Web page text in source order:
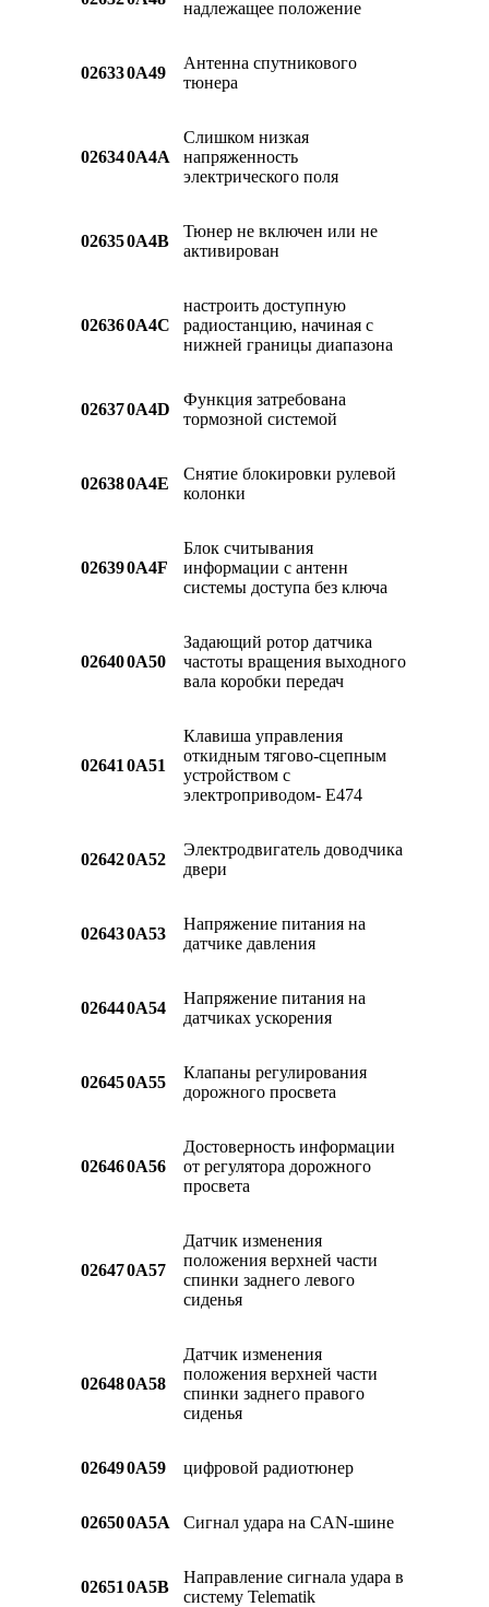
надлежащее положение
026330A49
Антенна спутникового
тюнера
026340A4A
Слишком низкая
напряженность
электрического поля
026350A4B
Тюнер не включен или не
активирован
026360A4C
настроить доступную
радиостанцию, начиная с
нижней границы диапазона
026370A4D
Функция затребована
тормозной системой
026380A4E
Снятие блокировки рулевой
колонки
026390A4F
Блок считывания
информации с антенн
системы доступа без ключа
026400A50
Задающий ротор датчика
частоты вращения выходного
вала коробки передач
02641 0A51
Клавиша управления
откидным тягово-сцепным
устройством с
электроприводом- E474
026420A52
Электродвигатель доводчика
двери
026430A53
Напряжение питания на
датчике давления
026440A54
Напряжение питания на
датчиках ускорения
026450A55
Клапаны регулирования
дорожного просвета
026460A56
Достоверность информации
от регулятора дорожного
просвета
026470A57
Датчик изменения
положения верхней части
спинки заднего левого
сиденья
026480A58
Датчик изменения
положения верхней части
спинки заднего правого
сиденья
026490A59 цифровой радиотюнер
026500A5A Сигнал удара на CAN-шине
02651 0A5B
Направление сигнала удара в
систему Telematik